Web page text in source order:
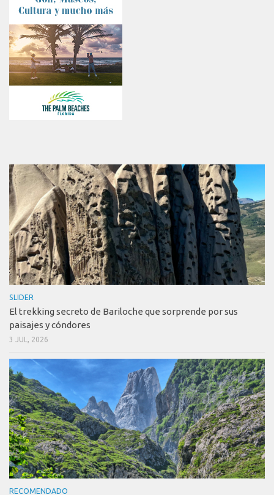
SLIDER
El trekking secreto de Bariloche que sorprende por sus
paisajes y cóndores
3 JUL, 2026
RECOMENDADO